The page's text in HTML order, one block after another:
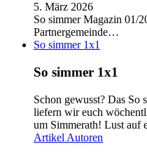
5. März 2026
So simmer Magazin 01/
Partnergemeinde…
So simmer 1x1
So simmer 1x1
Schon gewusst? Das So
liefern wir euch
um Simmerath! Lust auf
Artikel Autoren